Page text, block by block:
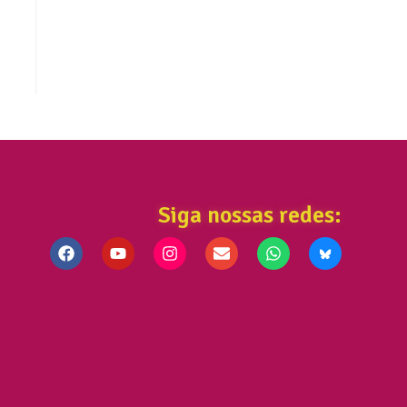
Siga nossas redes: